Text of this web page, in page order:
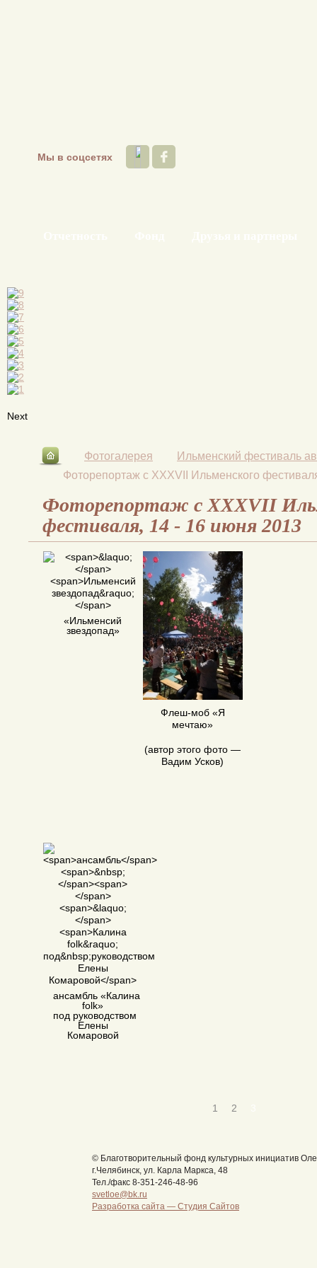
Мы в соцсетях
Next
Фотогалерея
Ильменский фестиваль
Фоторепортаж с XXXVII Ильменского
Фоторепортаж с XXXVII
фестиваля, 14 - 16 июня 2013
«Ильменсий
звездопад»
Флеш-моб «Я
мечтаю»
(автор этого фото —
Вадим Усков)
ансамбль «Калина
folk»
под руководством
Елены
Комаровой
1 2
© Благотворительный фонд культурных инициатив
г.Челябинск, ул. Карла Маркса, 48
Тел./факс 8-351-246-48-96
svetloe@bk.ru
Разработка сайта — Студия Сайтов